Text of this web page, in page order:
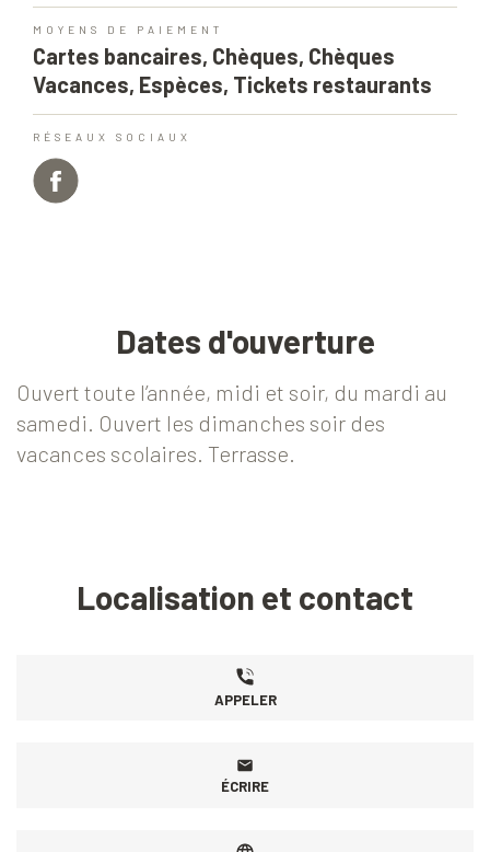
MOYENS DE PAIEMENT
Cartes bancaires, Chèques, Chèques
Vacances, Espèces, Tickets restaurants
RÉSEAUX SOCIAUX
Dates d'ouverture
Ouvert toute l’année, midi et soir, du mardi au
samedi. Ouvert les dimanches soir des
vacances scolaires. Terrasse.
Localisation et contact
APPELER
ÉCRIRE